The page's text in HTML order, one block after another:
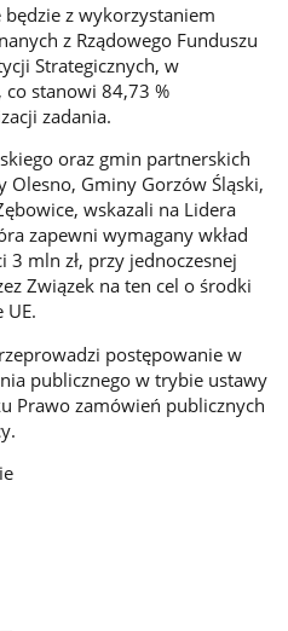
z wykorzystaniem
z Rządowego Funduszu
Strategicznych, w
co stanowi 84,73 %
zadania.
oraz gmin partnerskich
Olesno, Gminy Gorzów Śląski,
wskazali na Lidera
zapewni wymagany wkład
3 mln zł, przy jednoczesnej
Związek na ten cel o środki
postępowanie w
publicznego w trybie ustawy
Prawo zamówień publicznych